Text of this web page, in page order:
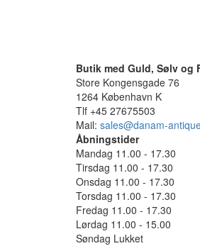
Butik med Guld, Sølv og
Store Kongensgade 76
1264 København K
Tlf +45 27675503
Mail: sales@danam-
Åbningstider
Mandag 11.00 - 17.30
Tirsdag 11.00 - 17.30
Onsdag 11.00 - 17.30
Torsdag 11.00 - 17.30
Fredag 11.00 - 17.30
Lørdag 11.00 - 15.00
Søndag Lukket